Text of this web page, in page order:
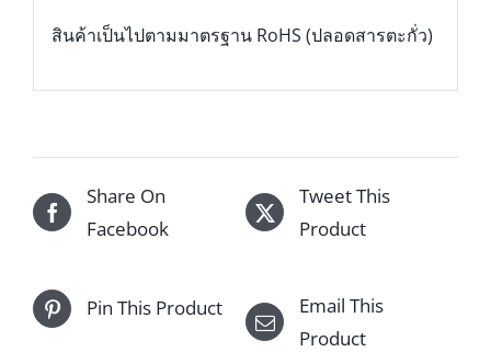
สินค้าเป็นไปตามมาตรฐาน RoHS (ปลอดสารตะกั่ว)
Share On
Facebook
Tweet This
Product
Pin This Product
Email This
Product